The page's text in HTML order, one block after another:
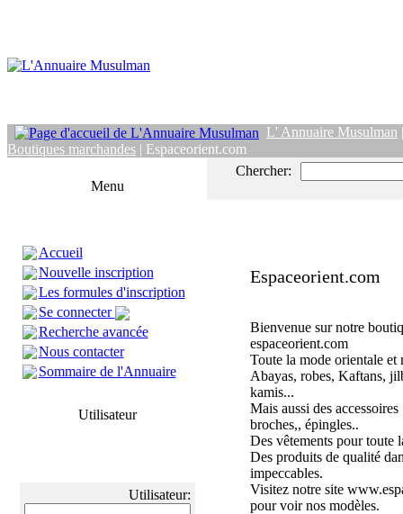
L' Annuaire Musulman
Boutiques marchandes | Espaceorient.com
Menu
Accueil
Nouvelle inscription
Les formules d'inscription
Se connecter
Recherche avancée
Nous contacter
Sommaire de l'Annuaire
Utilisateur
Utilisateur:
Chercher:
Espaceorient.com
Bienvenue sur notre
espaceorient.com
Toute la mode orientale et
Abayas, robes, Kaftans,
kamis...
Mais aussi des
broches,, épingles..
Des vêtements pour toute
Des produits de qualité
impeccables.
Visitez notre site
pour voir nos modèles.